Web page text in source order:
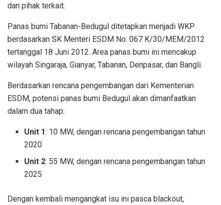
dan pihak terkait.
Panas bumi Tabanan-Bedugul ditetapkan menjadi WKP
berdasarkan SK Menteri ESDM No: 067 K/30/MEM/2012
tertanggal 18 Juni 2012. Area panas bumi ini mencakup
wilayah Singaraja, Gianyar, Tabanan, Denpasar, dan Bangli.
Berdasarkan rencana pengembangan dari Kementerian
ESDM, potensi panas bumi Bedugul akan dimanfaatkan
dalam dua tahap:
Unit 1: 10 MW, dengan rencana pengembangan tahun
2020
Unit 2: 55 MW, dengan rencana pengembangan tahun
2025
Dengan kembali mengangkat isu ini pasca blackout,